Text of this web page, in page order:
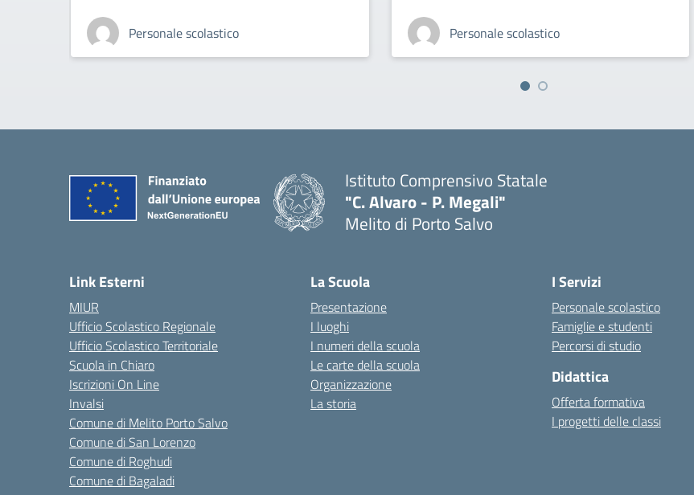
Personale scolastico Personale scolastico
Istituto Comprensivo Statale
"C. Alvaro - P. Megali"
Melito di Porto Salvo
Link Esterni
MIUR
Ufficio Scolastico Regionale
Ufficio Scolastico Territoriale
Scuola in Chiaro
Iscrizioni On Line
Invalsi
Comune di Melito Porto Salvo
Comune di San Lorenzo
Comune di Roghudi
Comune di Bagaladi
La Scuola
Presentazione
I luoghi
I numeri della scuola
Le carte della scuola
Organizzazione
La storia
I Servizi
Personale scolastico
Famiglie e studenti
Percorsi di studio
Didattica
Offerta formativa
I progetti delle classi